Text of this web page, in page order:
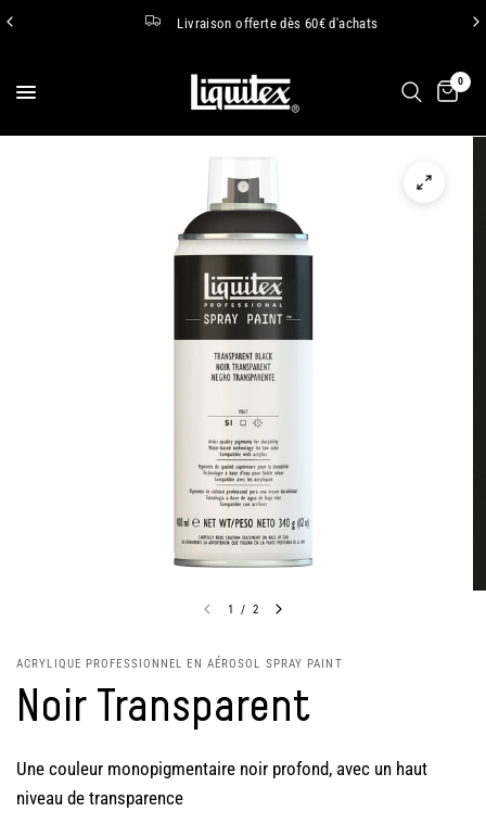
Livraison offerte dès 60€ d'achats
0
1 / 2
ACRYLIQUE PROFESSIONNEL EN AÉROSOL SPRAY PAINT
Noir Transparent
Une couleur monopigmentaire noir profond, avec un haut
niveau de transparence